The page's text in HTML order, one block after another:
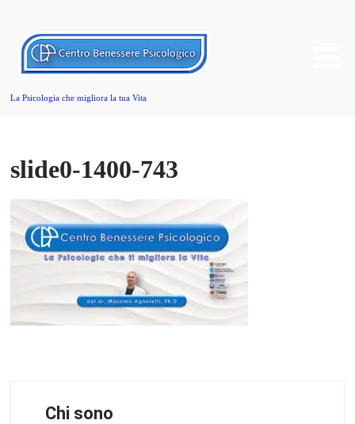
La Psicologia che migliora la tua Vita
slide0-1400-743
Chi sono